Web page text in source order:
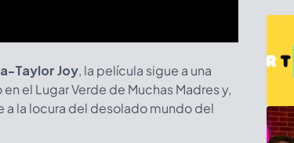
Taylor Joy, la película sigue a una
el Lugar Verde de Muchas Madres y,
a la locura del desolado mundo del